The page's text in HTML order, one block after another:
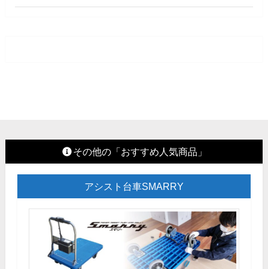
その他の「おすすめ人気商品」
アシスト台車SMARRY